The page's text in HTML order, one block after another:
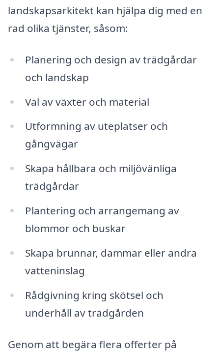
landskapsarkitekt kan hjälpa dig med en
rad olika tjänster, såsom:
Planering och design av trädgårdar
och landskap
Val av växter och material
Utformning av uteplatser och
gångvägar
Skapa hållbara och miljövänliga
trädgårdar
Plantering och arrangemang av
blommor och buskar
Skapa brunnar, dammar eller andra
vatteninslag
Rådgivning kring skötsel och
underhåll av trädgården
Genom att begära flera offerter på